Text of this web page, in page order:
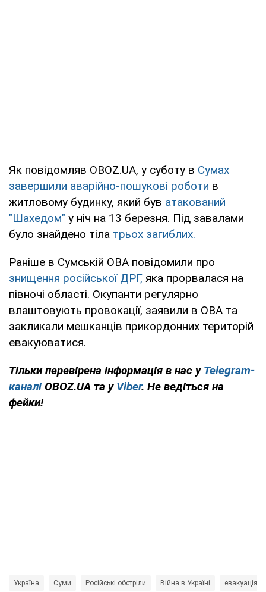
Як повідомляв OBOZ.UA, у суботу в Сумах
завершили аварійно-пошукові роботи в
житловому будинку, який був атакований
"Шахедом" у ніч на 13 березня. Під завалами
було знайдено тіла трьох загиблих.
Раніше в Сумській ОВА повідомили про
знищення російської ДРГ, яка прорвалася на
півночі області. Окупанти регулярно
влаштовують провокації, заявили в ОВА та
закликали мешканців прикордонних територій
евакуюватися.
Тільки перевірена інформація в нас у Telegram-
каналі OBOZ.UA та у Viber. Не ведіться на
фейки!
Україна Суми Російські обстріли Війна в Україні евакуація